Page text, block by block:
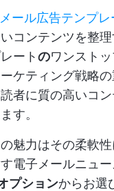
ール広告テンプレ
コンテンツを整
ートのワンスト
ケティング戦略
者に質の高いコ
す。
魅力はその柔軟性
電子メールニュ
プションからお選